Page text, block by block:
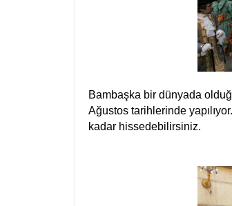
Bambaşka bir dünyada
Ağustos tarihlerinde
kadar hissedebilirsiniz.